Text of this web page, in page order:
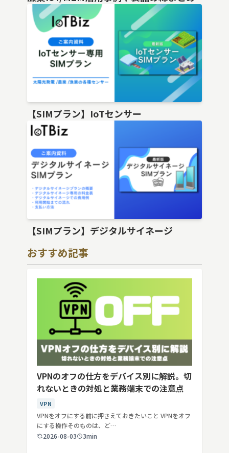
【SIMプラン】IoTセンサー
【SIMプラン】デジタルサイネージ
おすすめ記事
VPNのオフの仕方をデバイス別に解説。切
れないときの対処と業務端末での注意点
VPN
VPNをオフにする前に押さえておきたいこと VPNをオフ
にする操作そのものは、ど…
2026-08-03
3min